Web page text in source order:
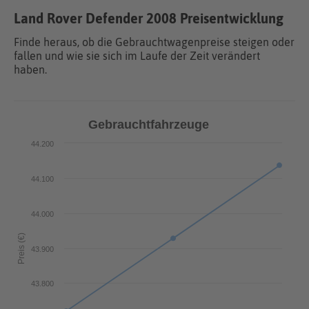
Land Rover Defender 2008 Preisentwicklung
Finde heraus, ob die Gebrauchtwagenpreise steigen oder
fallen und wie sie sich im Laufe der Zeit verändert
haben.
Preis (€)
Gebrauchtfahrzeuge
43.800
43.900
44.000
44.100
44.200